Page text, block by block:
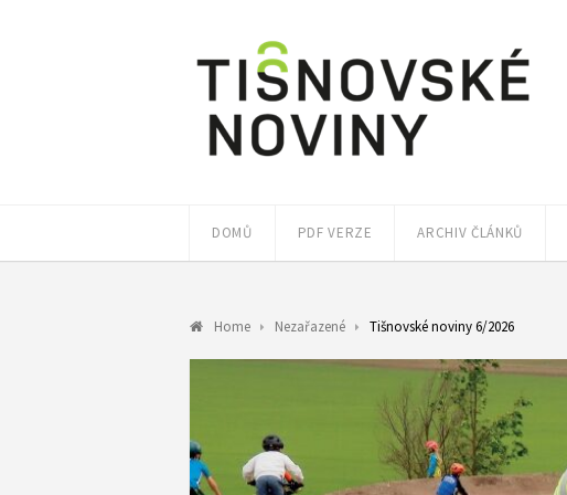
DOMŮ PDF VERZE ARCHIV ČLÁNKŮ
Home Nezařazené Tišnovské noviny 6/2026